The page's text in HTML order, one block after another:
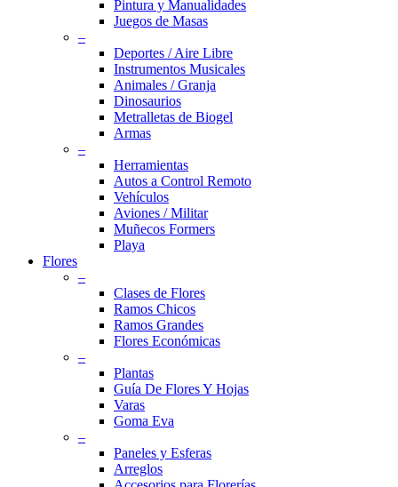
Pintura y Manualidades
Juegos de Masas
–
Deportes / Aire Libre
Instrumentos Musicales
Animales / Granja
Dinosaurios
Metralletas de Biogel
Armas
–
Herramientas
Autos a Control Remoto
Vehículos
Aviones / Militar
Muñecos Formers
Playa
Flores
–
Clases de Flores
Ramos Chicos
Ramos Grandes
Flores Económicas
–
Plantas
Guía De Flores Y Hojas
Varas
Goma Eva
–
Paneles y Esferas
Arreglos